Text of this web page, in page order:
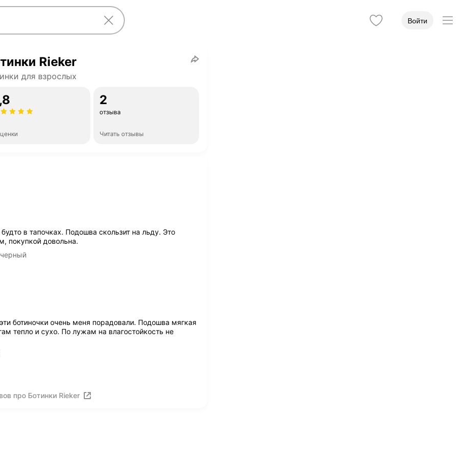
Войти
Rieker
для взрослых
2
отзыва
Читать отзывы
в тапочках. Подошва скользит на льду. Это
покупкой довольна.
ботиночки очень меня порадовали. Подошва мягкая
тепло и сухо. По лужам на влагостойкость не
про Ботинки Rieker